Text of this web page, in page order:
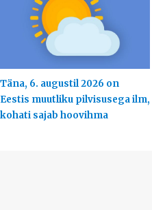
Täna, 6. augustil 2026 on
Eestis muutliku pilvisusega ilm,
kohati sajab hoovihma